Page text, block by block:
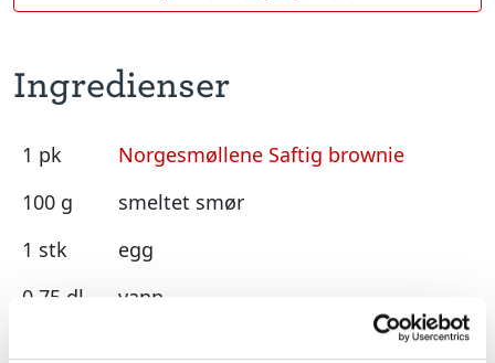
Ingredienser
1 pk
Norgesmøllene Saftig brownie
100 g
smeltet smør
1 stk
egg
0,75 dl
vann